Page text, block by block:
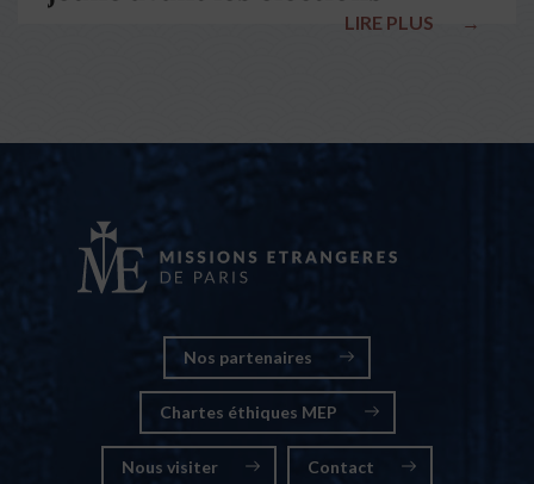
LIRE PLUS →
Nos partenaires
Chartes éthiques MEP
Nous visiter Contact